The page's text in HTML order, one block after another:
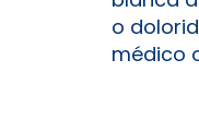
o
médico